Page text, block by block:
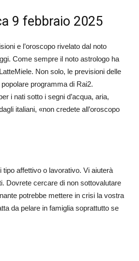
9 febbraio 2025
e l’oroscopo rivelato dal noto
Come sempre il noto astrologo ha
Non solo, le previsioni delle
programma di Rai2.
i nati sotto i segni d’acqua, aria,
italiani, «non credete all’oroscopo
tipo affettivo o lavorativo. Vi aiuterà
Dovrete cercare di non sottovalutare
potrebbe mettere in crisi la vostra
da pelare in famiglia soprattutto se